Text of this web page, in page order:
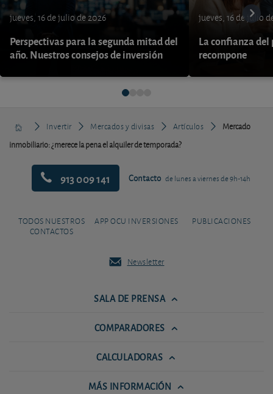
jueves, 16 de julio de 2026
Perspectivas para la segunda mitad del
año. Nuestros consejos de inversión
jueves, 16 de julio
La confianza del
recompone
Invertir Mercados y divisas Artículos
Mercado
inmobiliario: ¿merece la pena el alquiler de temporada?
913 009 141 Contacto de lunes a viernes de 9h-14h
TODOS NUESTROS
CONTACTOS
APP OCU INVERSIONES PUBLICACIONES
Newsletter
SALA DE PRENSA
COMPARADORES
CALCULADORAS
MÁS INFORMACIÓN